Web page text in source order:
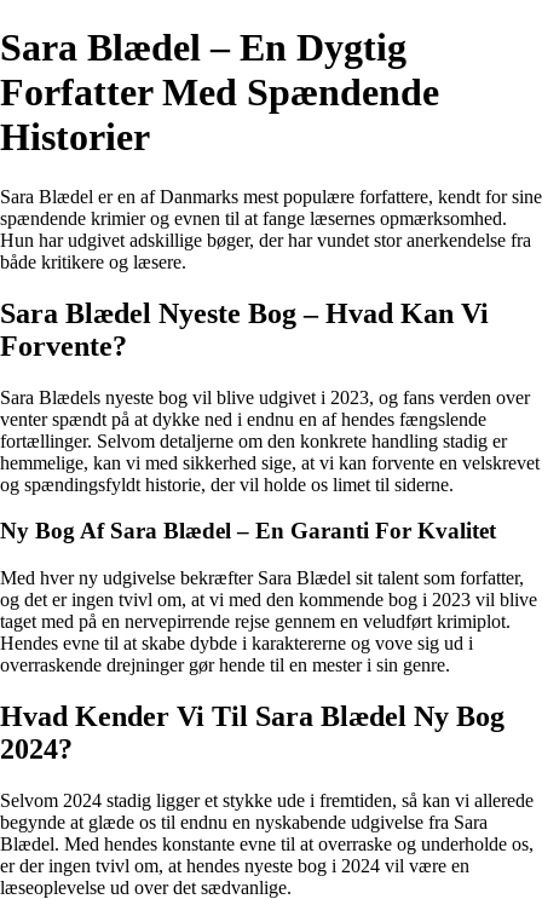
Sara Blædel – En Dygtig
Forfatter Med Spændende
Historier
Sara Blædel er en af Danmarks mest populære forfattere, kendt for sine
spændende krimier og evnen til at fange læsernes opmærksomhed.
Hun har udgivet adskillige bøger, der har vundet stor anerkendelse fra
både kritikere og læsere.
Sara Blædel Nyeste Bog – Hvad Kan Vi
Forvente?
Sara Blædels nyeste bog vil blive udgivet i 2023, og fans verden over
venter spændt på at dykke ned i endnu en af hendes fængslende
fortællinger. Selvom detaljerne om den konkrete handling stadig er
hemmelige, kan vi med sikkerhed sige, at vi kan forvente en velskrevet
og spændingsfyldt historie, der vil holde os limet til siderne.
Ny Bog Af Sara Blædel – En Garanti For Kvalitet
Med hver ny udgivelse bekræfter Sara Blædel sit talent som forfatter,
og det er ingen tvivl om, at vi med den kommende bog i 2023 vil blive
taget med på en nervepirrende rejse gennem en veludført krimiplot.
Hendes evne til at skabe dybde i karaktererne og vove sig ud i
overraskende drejninger gør hende til en mester i sin genre.
Hvad Kender Vi Til Sara Blædel Ny Bog
2024?
Selvom 2024 stadig ligger et stykke ude i fremtiden, så kan vi allerede
begynde at glæde os til endnu en nyskabende udgivelse fra Sara
Blædel. Med hendes konstante evne til at overraske og underholde os,
er der ingen tvivl om, at hendes nyeste bog i 2024 vil være en
læseoplevelse ud over det sædvanlige.